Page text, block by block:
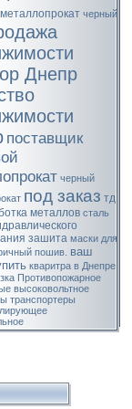
металлопрокат черный
Днепр
поставщик
черный
под заказ тд
металлов сталь
зашита маски для
пошив. ваш
кваритра в Днепре
Противопожарное
высоковольтное
транспортеры